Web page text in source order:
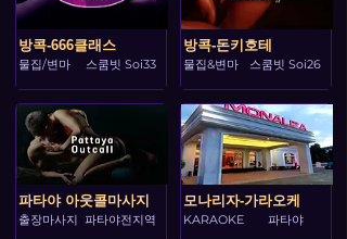
방콕-666클래스
물집/변마 스쿰빗 Soi33
파타야 아웃콜마사지
출장마사지 파타야전지역
방콕-돈키호테
물집&변마 스쿰빗 Soi26
모나리자-가라오케
KARAOKE 파타야